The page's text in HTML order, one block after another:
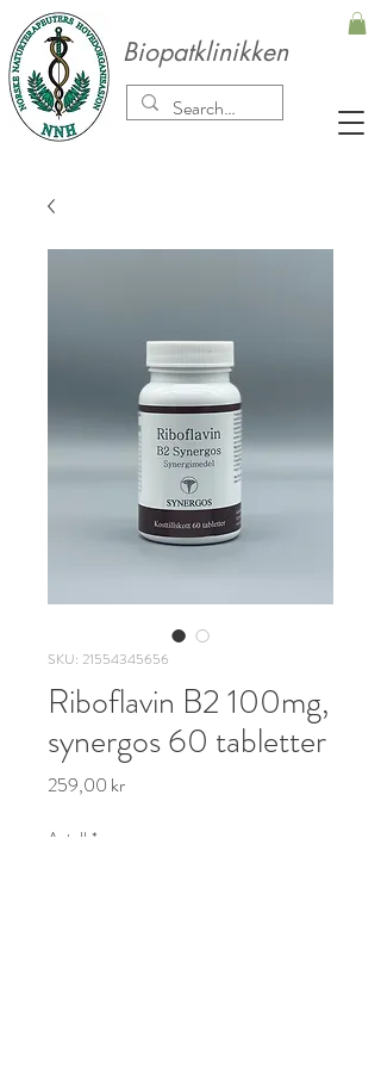
Biopatklinikken
SKU: 21554345656
Riboflavin B2 100mg,
synergos 60 tabletter
259,00 krPris
Antall *